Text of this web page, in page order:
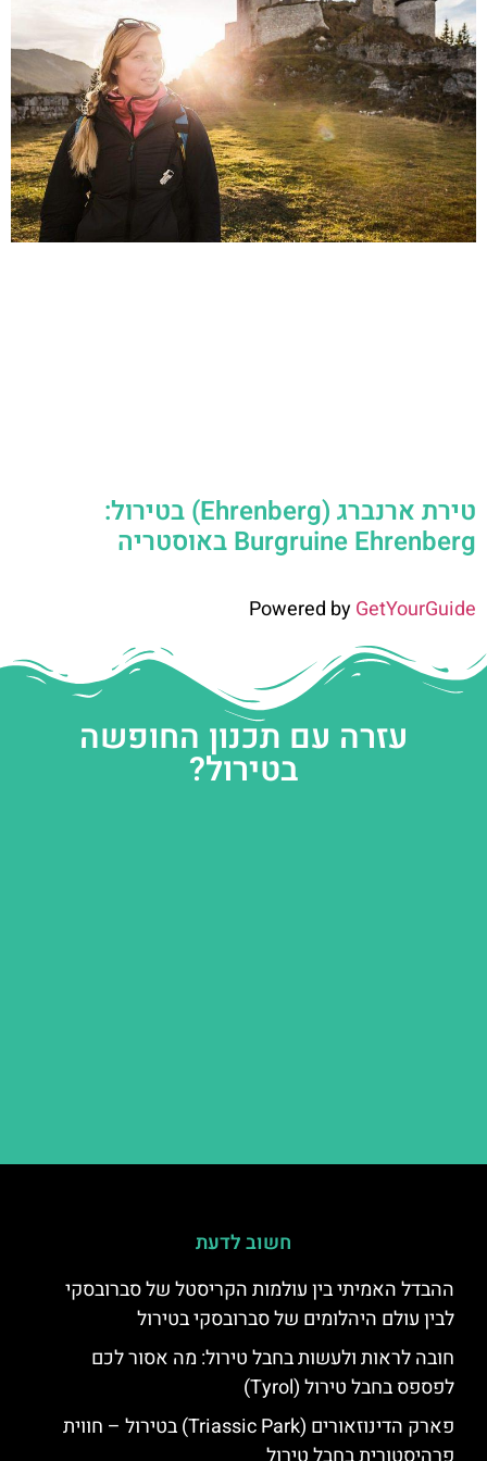
טירת ארנברג (Ehrenberg) בטירול:
Burgruine Ehrenberg באוסטריה
Powered byGetYourGuide
עזרה עם תכנון החופשה
בטירול?
חשוב לדעת
ההבדל האמיתי בין עולמות הקריסטל של סברובסקי
לבין עולם היהלומים של סברובסקי בטירול
חובה לראות ולעשות בחבל טירול: מה אסור לכם
לפספס בחבל טירול (Tyrol)
פארק הדינוזאורים (Triassic Park) בטירול – חווית